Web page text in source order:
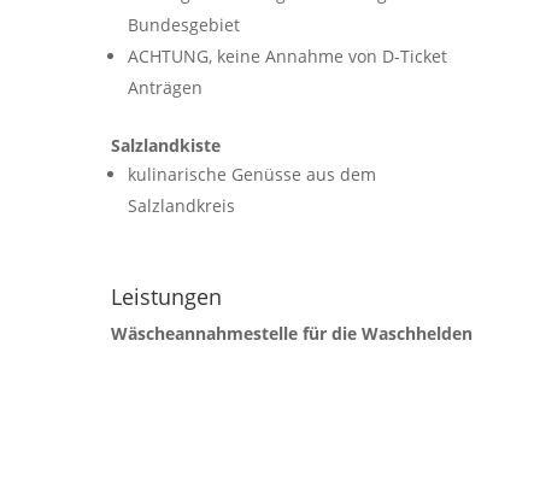
Bundesgebiet
ACHTUNG, keine Annahme von D-Ticket
Anträgen
Salzlandkiste
kulinarische Genüsse aus dem
Salzlandkreis
Leistungen
Wäscheannahmestelle für die Waschhelden